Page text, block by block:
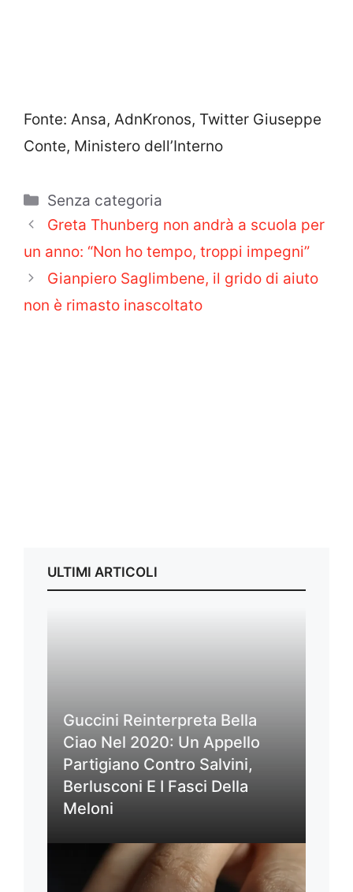
Fonte: Ansa, AdnKronos, Twitter Giuseppe
Conte, Ministero dell’Interno
Categorie
Senza categoria
Greta Thunberg non andrà a scuola per
un anno: “Non ho tempo, troppi impegni”
Gianpiero Saglimbene, il grido di aiuto
non è rimasto inascoltato
ULTIMI ARTICOLI
Guccini Reinterpreta Bella
Ciao Nel 2020: Un Appello
Partigiano Contro Salvini,
Berlusconi E I Fasci Della
Meloni